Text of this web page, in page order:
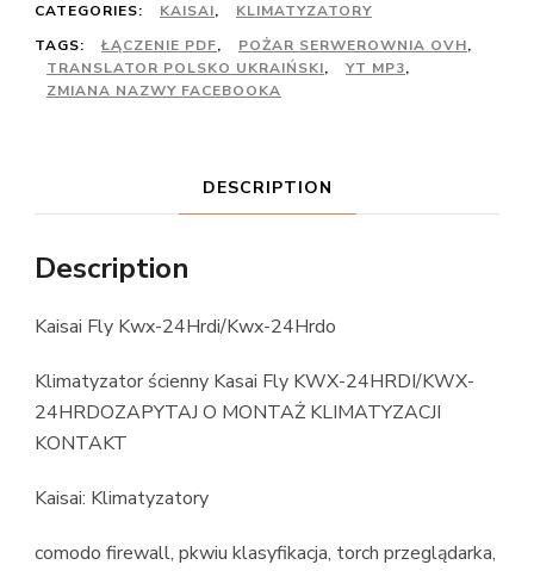
CATEGORIES:
KAISAI,
KLIMATYZATORY
TAGS:
ŁĄCZENIE PDF, POŻAR SERWEROWNIA OVH,
TRANSLATOR POLSKO UKRAIŃSKI, YT MP3,
ZMIANA NAZWY FACEBOOKA
DESCRIPTION
Description
Kaisai Fly Kwx-24Hrdi/Kwx-24Hrdo
Klimatyzator ścienny Kasai Fly KWX-24HRDI/KWX-
24HRDO ZAPYTAJ O MONTAŻ KLIMATYZACJI
KONTAKT
Kaisai: Klimatyzatory
comodo firewall, pkwiu klasyfikacja, torch przeglądarka,